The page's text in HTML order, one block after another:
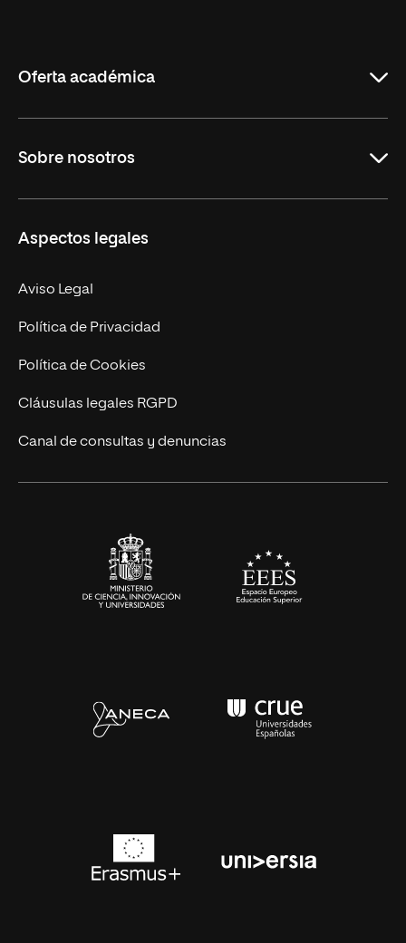
Oferta académica
Másteres Oficiales
Doctorados
Experto Universitario
Postgrados
Cursos Universitarios
Sobre nosotros
Facultades
Nuestro Equipo
Trabaja en UNIR
Actualidad
UNIR Revista
Eventos
Aspectos legales
Aviso Legal
Política de Privacidad
Política de Cookies
Cláusulas legales RGPD
Canal de consultas y denuncias